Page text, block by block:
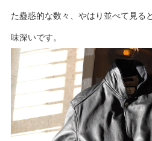
た蠱惑的な数々、やはり並べて見る
味深いです。